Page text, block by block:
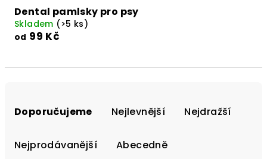
Dental pamlsky pro psy
Skladem (>5 ks)
od 99 Kč
Doporučujeme Nejlevnější Nejdražší
Nejprodávanější Abecedně